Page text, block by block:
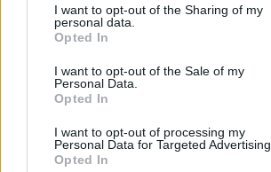
I want to opt-out of the Sharing of my
personal data.
Opted In
I want to opt-out of the Sale of my
Personal Data.
Opted In
I want to opt-out of processing my
Personal Data for Targeted Advertising.
Opted In